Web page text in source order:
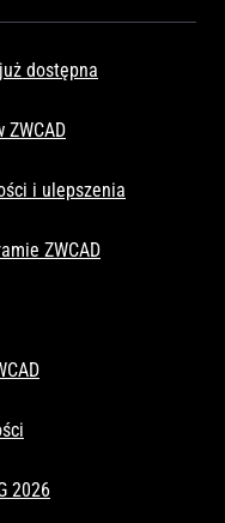
dostępna
i ulepszenia
ZWCAD
2026